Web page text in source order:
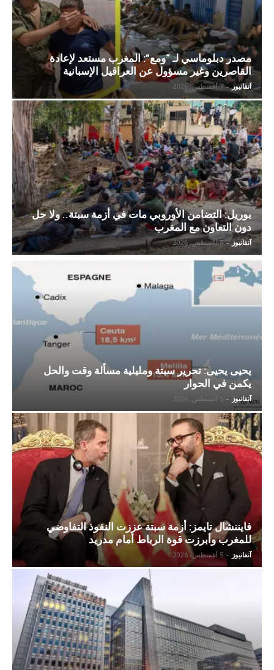
مصدر دبلوماسي لـ “ومع”: المغرب مستعد لإعادة
القاصرين وغير مسؤول عن العراقيل الإسبانية
آنفانيوز - 7 أغسطس، 2026
بوريل: التضامن الأوروبي مات في أزمة سبتة.. ولا حل
دون التعاون مع المغرب
آنفانيوز - 5 أغسطس، 2026
يحيى يحيى: تحرير سبتة ومليلية مسألة وقت والحل
يكمن في الحوار
آنفانيوز - 5 أغسطس، 2026
فايننشال تايمز: أزمة سبتة عززت النفوذ التفاوضي
للمغرب وأبرزت قوة الرباط أمام مدريد
آنفانيوز - 5 أغسطس، 2026